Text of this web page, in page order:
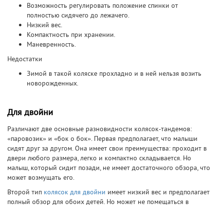
Возможность регулировать положение спинки от
полностью сидячего до лежачего.
Низкий вес.
Компактность при хранении.
Маневренность.
Недостатки
Зимой в такой коляске прохладно и в ней нельзя возить
новорожденных.
Для двойни
Различают две основные разновидности колясок-тандемов:
«паровозик» и «бок о бок». Первая предполагает, что малыши
сидят друг за другом. Она имеет свои преимущества: проходит в
двери любого размера, легко и компактно складывается. Но
малыш, который сидит позади, не имеет достаточного обзора, что
может возмущать его.
Второй тип колясок для двойни имеет низкий вес и предполагает
полный обзор для обоих детей. Но может не помещаться в